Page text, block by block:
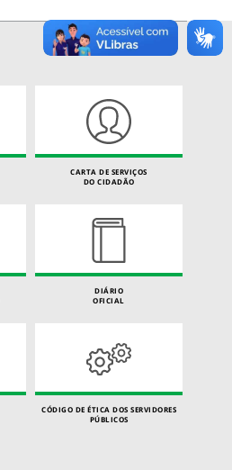
CARTA DE SERVIÇOS
DO CIDADÃO
DIÁRIO
OFICIAL
CÓDIGO DE ÉTICA DOS SERVIDORES
PÚBLICOS